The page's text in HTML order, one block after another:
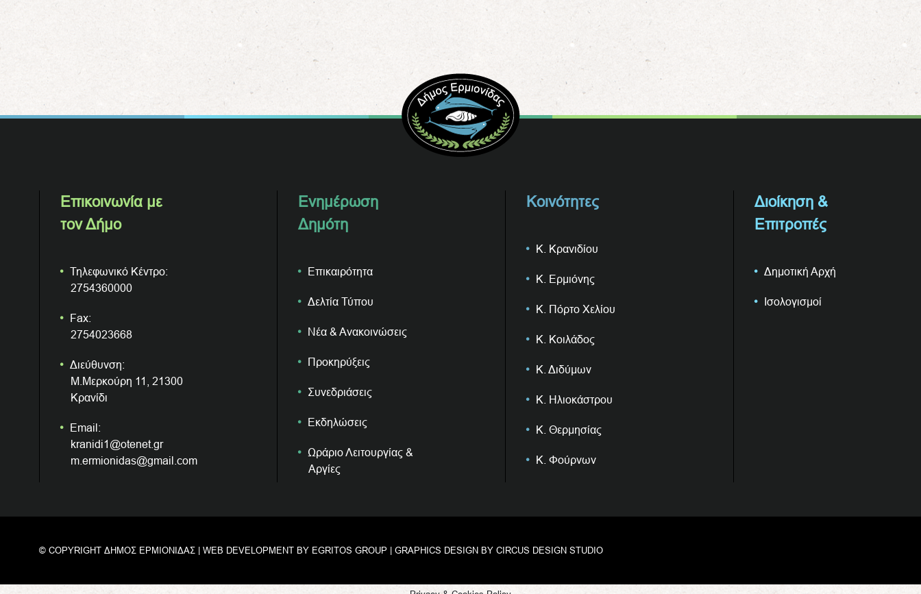
Επικοινωνία με
τον Δήμο
Τηλεφωνικό Κέντρο:
2754360000
Fax:
2754023668
Διεύθυνση:
Μ.Μερκούρη 11, 21300
Κρανίδι
Email:
kranidi1@otenet.gr
m.ermionidas@gmail.com
Ενημέρωση
Δημότη
Επικαιρότητα
Δελτία Τύπου
Νέα & Ανακοινώσεις
Προκηρύξεις
Συνεδριάσεις
Εκδηλώσεις
Ωράριο Λειτουργίας &
Αργίες
Κοινότητες
Κ. Κρανιδίου
Κ. Ερμιόνης
Κ. Πόρτο Χελίου
Κ. Κοιλάδος
Κ. Διδύμων
Κ. Ηλιοκάστρου
Κ. Θερμησίας
Κ. Φούρνων
Διοίκηση &
Επιτροπές
Δημοτική Αρχή
Ισολογισμοί
© COPYRIGHT ΔΗΜΟΣ ΕΡΜΙΟΝΙΔΑΣ | WEB DEVELOPMENT BY EGRITOS GROUP | GRAPHICS DESIGN BY CIRCUS DESIGN STUDIO